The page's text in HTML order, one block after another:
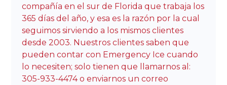
compañía en el sur de Florida que trabaja los
365 días del año, y esa es la razón por la cual
seguimos sirviendo a los mismos clientes
desde 2003. Nuestros clientes saben que
pueden contar con Emergency Ice cuando
lo necesiten; solo tienen que llamarnos al:
305-933-4474 o enviarnos un correo